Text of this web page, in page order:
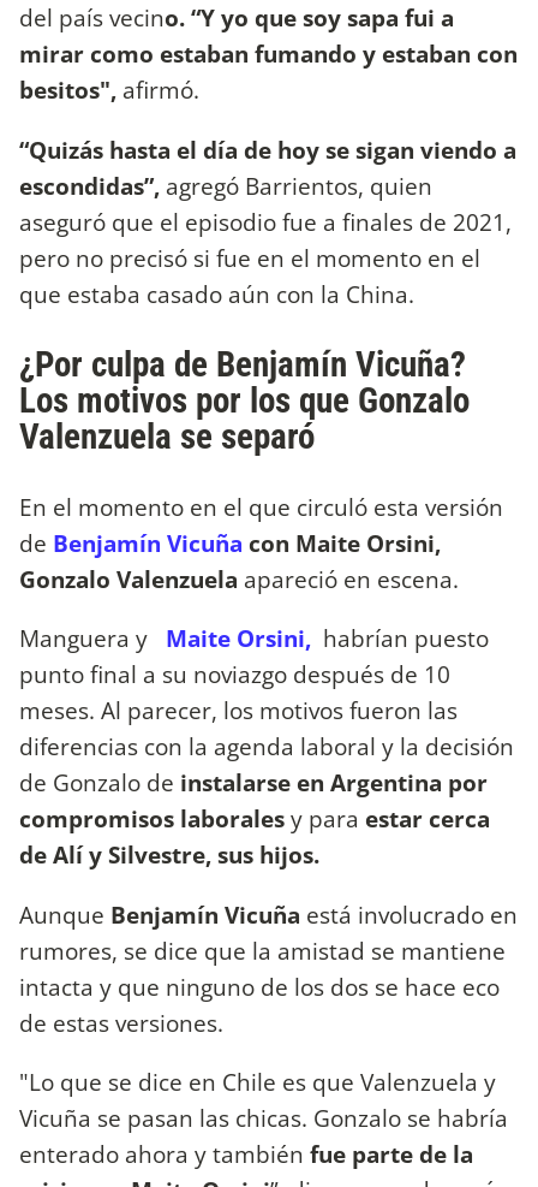
del país vecino. “Y yo que soy sapa fui a
mirar como estaban fumando y estaban con
besitos", afirmó.
“Quizás hasta el día de hoy se sigan viendo a
escondidas”, agregó Barrientos, quien
aseguró que el episodio fue a finales de 2021,
pero no precisó si fue en el momento en el
que estaba casado aún con la China.
¿Por culpa de Benjamín Vicuña?
Los motivos por los que Gonzalo
Valenzuela se separó
En el momento en el que circuló esta versión
de Benjamín Vicuña con Maite Orsini,
Gonzalo Valenzuela apareció en escena.
Manguera y Maite Orsini, habrían puesto
punto final a su noviazgo después de 10
meses. Al parecer, los motivos fueron las
diferencias con la agenda laboral y la decisión
de Gonzalo de instalarse en Argentina por
compromisos laboralesy para estar cerca
de Alí y Silvestre, sus hijos.
Aunque Benjamín Vicuña está involucrado en
rumores, se dice que la amistad se mantiene
intacta y que ninguno de los dos se hace eco
de estas versiones.
"Lo que se dice en Chile es que Valenzuela y
Vicuña se pasan las chicas. Gonzalo se habría
enterado ahora y también fue parte de la